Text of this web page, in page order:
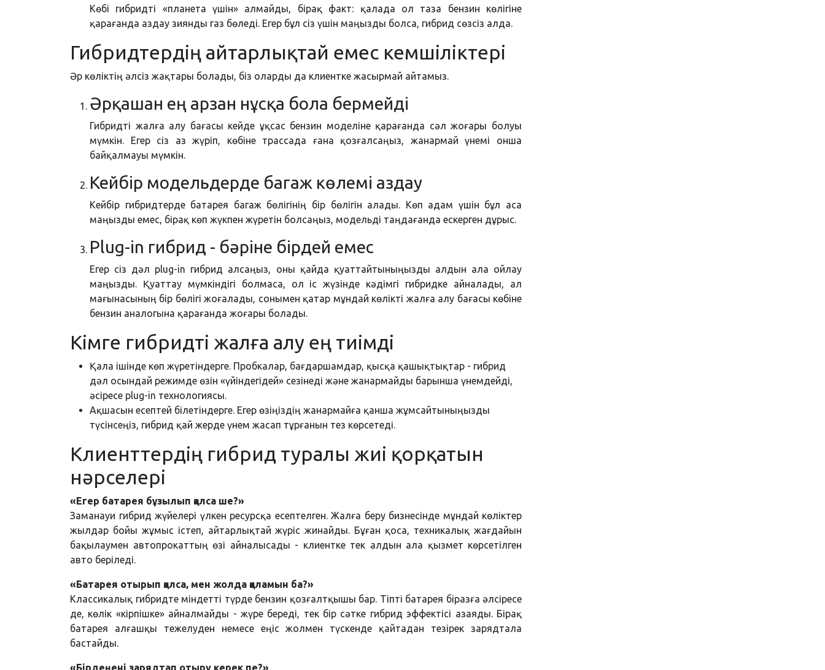
Көбі гибридті «планета үшін» алмайды, бірақ факт: қалада ол таза бензин көлігіне
қарағанда аздау зиянды газ бөледі. Егер бұл сіз үшін маңызды болса, гибрид сөзсіз алда.
Гибридтердің айтарлықтай емес кемшіліктері
Әр көліктің әлсіз жақтары болады, біз оларды да клиентке жасырмай айтамыз.
Әрқашан ең арзан нұсқа бола бермейді
Гибридті жалға алу бағасы кейде ұқсас бензин моделіне қарағанда сәл жоғары болуы
мүмкін. Егер сіз аз жүріп, көбіне трассада ғана қозғалсаңыз, жанармай үнемі онша
байқалмауы мүмкін.
Кейбір модельдерде багаж көлемі аздау
Кейбір гибридтерде батарея багаж бөлігінің бір бөлігін алады. Көп адам үшін бұл аса
маңызды емес, бірақ көп жүкпен жүретін болсаңыз, модельді таңдағанда ескерген дұрыс.
Plug-in гибрид - бәріне бірдей емес
Егер сіз дәл plug-in гибрид алсаңыз, оны қайда қуаттайтыныңызды алдын ала ойлау
маңызды. Қуаттау мүмкіндігі болмаса, ол іс жүзінде кәдімгі гибридке айналады, ал
мағынасының бір бөлігі жоғалады, сонымен қатар мұндай көлікті жалға алу бағасы көбіне
бензин аналогына қарағанда жоғары болады.
Кімге гибридті жалға алу ең тиімді
Қала ішінде көп жүретіндерге. Пробкалар, бағдаршамдар, қысқа қашықтықтар - гибрид
дәл осындай режимде өзін «үйіндегідей» сезінеді және жанармайды барынша үнемдейді,
әсіресе plug-in технологиясы.
Ақшасын есептей білетіндерге. Егер өзіңіздің жанармайға қанша жұмсайтыныңызды
түсінсеңіз, гибрид қай жерде үнем жасап тұрғанын тез көрсетеді.
Клиенттердің гибрид туралы жиі қорқатын
нәрселері
«Егер батарея бұзылып қалса ше?»
Заманауи гибрид жүйелері үлкен ресурсқа есептелген. Жалға беру бизнесінде мұндай көліктер
жылдар бойы жұмыс істеп, айтарлықтай жүріс жинайды. Бұған қоса, техникалық жағдайын
бақылаумен автопрокаттың өзі айналысады - клиентке тек алдын ала қызмет көрсетілген
авто беріледі.
«Батарея отырып қалса, мен жолда қаламын ба?»
Классикалық гибридте міндетті түрде бензин қозғалтқышы бар. Тіпті батарея біразға әлсіресе
де, көлік «кірпішке» айналмайды - жүре береді, тек бір сәтке гибрид эффектісі азаяды. Бірақ
батарея алғашқы тежелуден немесе еңіс жолмен түскенде қайтадан тезірек зарядтала
бастайды.
«Бірдеңені зарядтап отыру керек пе?»